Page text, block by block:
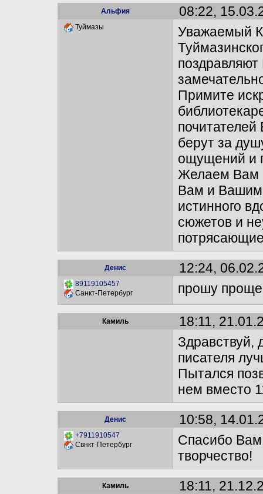
Альфия 08:22,
Туймазы
Уважаемый
поздравляют
Примите
почитателей
берут за
ощущений и
Желаем Вам
Вам и Вашим
истинного
сюжетов и
Денис 12:24,
89119105457
Санкт-Петербург
прошу
Камиль
18:11,
Здравствуй,
писателя
Пытался
нем вместо
Денис 10:58,
+7911910547
Свнкт-Петербург
Спасибо
творчество!
Камиль
18:11,